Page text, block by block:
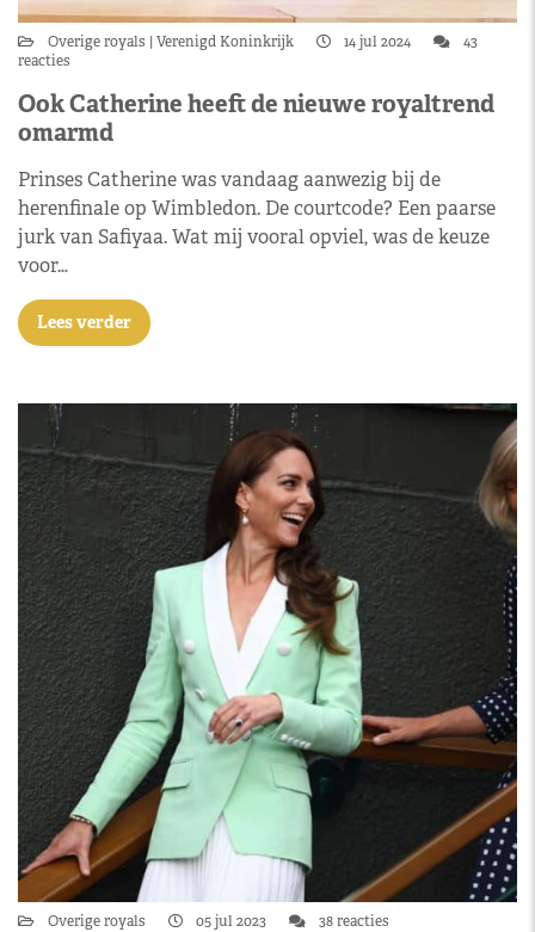
Overige royals Verenigd Koninkrijk 14 jul 2024
43
reacties
Ook Catherine heeft de nieuwe royaltrend
omarmd
Prinses Catherine was vandaag aanwezig bij de
herenfinale op Wimbledon. De courtcode? Een paarse
jurk van Safiyaa. Wat mij vooral opviel, was de keuze
voor…
Lees verder
Overige royals 05 jul 2023 38 reacties